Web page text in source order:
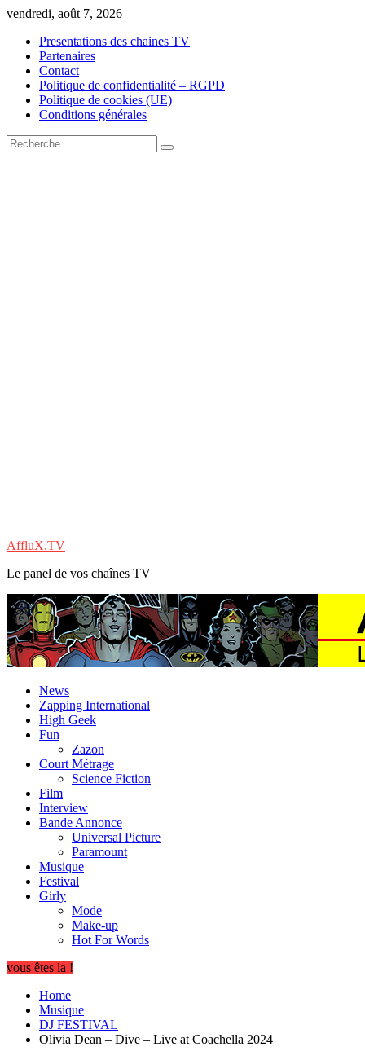
Skip
content
vendredi, août 7, 2026
Presentations des chaines TV
Partenaires
Contact
Politique de confidentialité – RGPD
Politique de cookies (UE)
Conditions générales
AffluX.TV
Le panel de vos chaînes TV
News
Zapping International
High Geek
Fun
Zazon
Court Métrage
Science Fiction
Film
Interview
Bande Annonce
Universal Picture
Paramount
Musique
Festival
Girly
Mode
Make-up
Hot For Words
vous êtes la !
Home
Musique
DJ FESTIVAL
Olivia Dean – Dive – Live at Coachella 2024